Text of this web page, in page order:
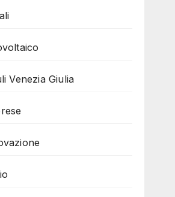
Venezia Giulia